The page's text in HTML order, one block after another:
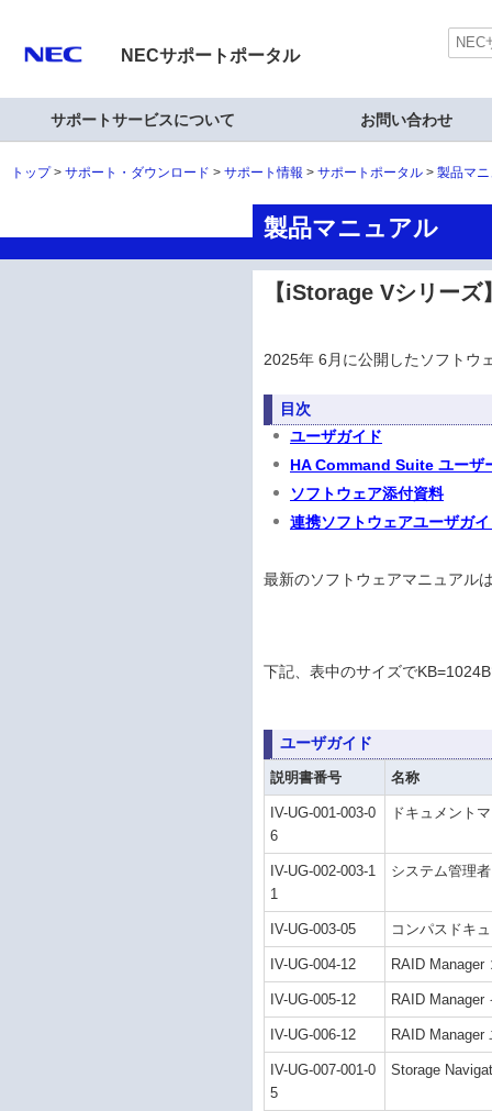
NECサポートポータル
サポートサービスについて お問い合わせ
トップ サポート・ダウンロード サポート情報 サポートポータル 製品マ
製品マニュアル
【iStorage Vシリー
2025年 6月に公開したソフトウ
目次
ユーザガイド
HA Command Suite ユーザ
ソフトウェア添付資料
連携ソフトウェアユーザガ
最新のソフトウェアマニュアル
下記、表中のサイズで
ユーザガイド
説明書番号 名称
IV-UG-001-003-0
6
ドキュメント
IV-UG-002-003-1
1
システム管理
IV-UG-003-05 コンパスドキ
IV-UG-004-12 RAID Manager
IV-UG-005-12 RAID Manager
IV-UG-006-12 RAID Manager
IV-UG-007-001-0
5
Storage